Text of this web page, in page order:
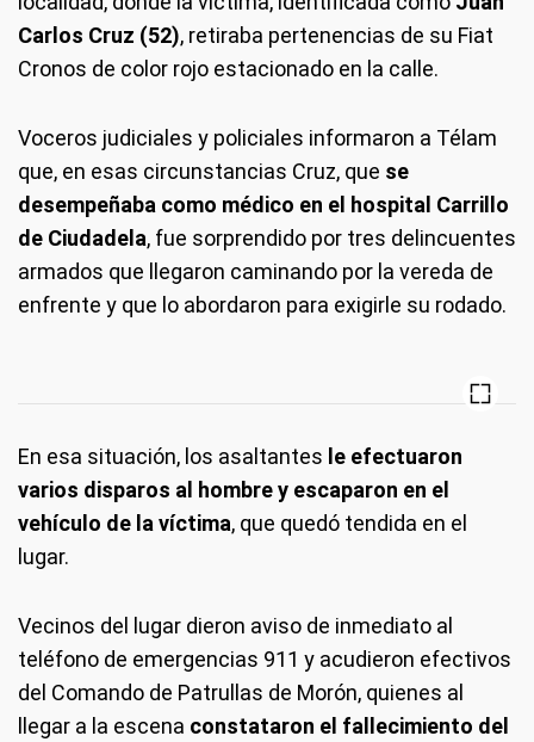
Carlos Cruz (52), retiraba pertenencias de su Fiat
Cronos de color rojo estacionado en la calle.
Voceros judiciales y policiales informaron a Télam
que, en esas circunstancias Cruz, que se
desempeñaba como médico en el hospital Carrillo
de Ciudadela, fue sorprendido por tres delincuentes
armados que llegaron caminando por la vereda de
enfrente y que lo abordaron para exigirle su rodado.
En esa situación, los asaltantes le efectuaron
varios disparos al hombre y escaparon en el
vehículo de la víctima, que quedó tendida en el
lugar.
Vecinos del lugar dieron aviso de inmediato al
teléfono de emergencias 911 y acudieron efectivos
del Comando de Patrullas de Morón, quienes al
llegar a la escena constataron el fallecimiento del